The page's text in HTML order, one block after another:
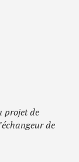
projet de
de